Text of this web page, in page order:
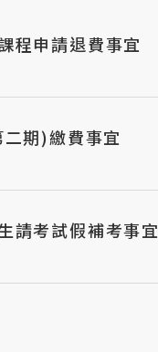
程申請退費事宜
期)繳費事宜
請考試假補考事宜